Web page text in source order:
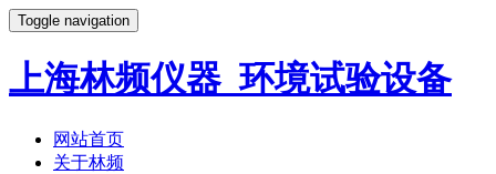
Toggle navigation
上海林频仪器_环境试验设备
网站首页
关于林频